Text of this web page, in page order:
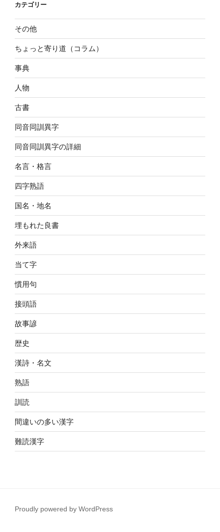
カテゴリー
その他
ちょっと寄り道（コラム）
事典
人物
古書
同音同訓異字
同音同訓異字の詳細
名言・格言
四字熟語
国名・地名
埋もれた良書
外来語
当て字
慣用句
接頭語
故事諺
歴史
漢詩・名文
熟語
訓読
間違いの多い漢字
難読漢字
Proudly powered by WordPress